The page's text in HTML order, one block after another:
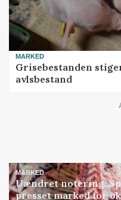
MARKED
Grisebestanden
avlsbestand
MARKED
Uændret notering:
presset marked for